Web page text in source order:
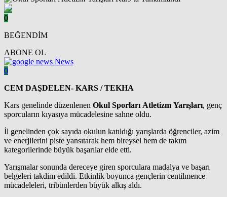
0
BEĞENDİM
ABONE OL
News
0
CEM DAŞDELEN- KARS / TEKHA
Kars genelinde düzenlenen Okul Sporları Atletizm Yarışları, genç
sporcuların kıyasıya mücadelesine sahne oldu.
İl genelinden çok sayıda okulun katıldığı yarışlarda öğrenciler, azim
ve enerjilerini piste yansıtarak hem bireysel hem de takım
kategorilerinde büyük başarılar elde etti.
Yarışmalar sonunda dereceye giren sporculara madalya ve başarı
belgeleri takdim edildi. Etkinlik boyunca gençlerin centilmence
mücadeleleri, tribünlerden büyük alkış aldı.